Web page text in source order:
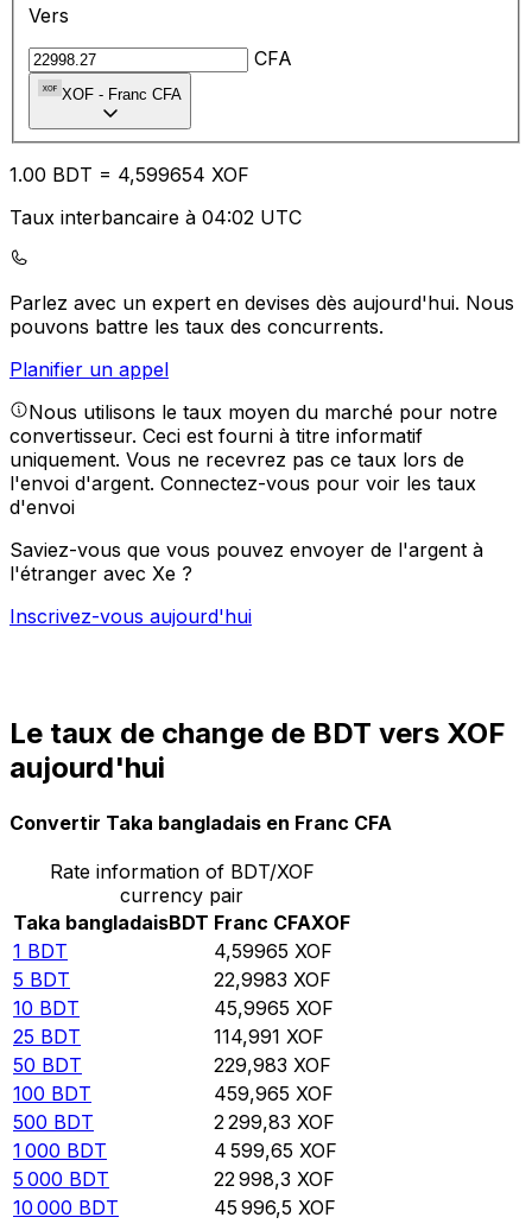
Vers
CFA
XOF - Franc CFA
1.00 BDT = 4,599654 XOF
Taux interbancaire à 04:02 UTC
Parlez avec un expert en devises dès aujourd'hui. Nous
pouvons battre les taux des concurrents.
Planifier un appel
Nous utilisons le taux moyen du marché pour notre
convertisseur. Ceci est fourni à titre informatif
uniquement. Vous ne recevrez pas ce taux lors de
l'envoi d'argent. Connectez-vous pour voir les taux
d'envoi
Saviez-vous que vous pouvez envoyer de l'argent à
l'étranger avec Xe ?
Inscrivez-vous aujourd'hui
Le taux de change de BDT vers XOF
aujourd'hui
Convertir Taka bangladais en Franc CFA
Rate information of BDT/XOF
currency pair
Taka bangladaisBDT Franc CFAXOF
1 BDT 4,59965 XOF
5 BDT 22,9983 XOF
10 BDT 45,9965 XOF
25 BDT 114,991 XOF
50 BDT 229,983 XOF
100 BDT 459,965 XOF
500 BDT 2 299,83 XOF
1 000 BDT 4 599,65 XOF
5 000 BDT 22 998,3 XOF
10 000 BDT 45 996,5 XOF